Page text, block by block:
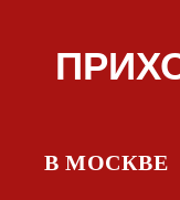
В МОСКВЕ